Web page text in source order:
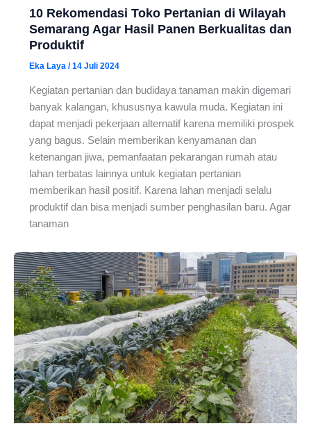
10 Rekomendasi Toko Pertanian di Wilayah
Semarang Agar Hasil Panen Berkualitas dan
Produktif
Eka Laya /14 Juli 2024
Kegiatan pertanian dan budidaya tanaman makin digemari
banyak kalangan, khususnya kawula muda. Kegiatan ini
dapat menjadi pekerjaan alternatif karena memiliki prospek
yang bagus. Selain memberikan kenyamanan dan
ketenangan jiwa, pemanfaatan pekarangan rumah atau
lahan terbatas lainnya untuk kegiatan pertanian
memberikan hasil positif. Karena lahan menjadi selalu
produktif dan bisa menjadi sumber penghasilan baru. Agar
tanaman